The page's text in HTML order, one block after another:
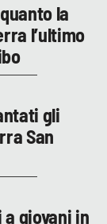
la
l’ultimo
gli
San
giovani in